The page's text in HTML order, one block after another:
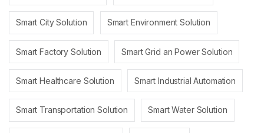
Smart City Solution Smart Environment Solution
Smart Factory Solution Smart Grid an Power Solution
Smart Healthcare Solution Smart Industrial Automation
Smart Transportation Solution Smart Water Solution